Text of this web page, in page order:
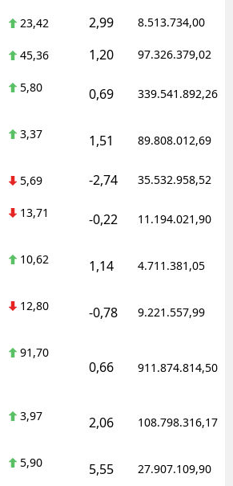
23,42 2,99 8.513.734,00
45,36 1,20 97.326.379,02
5,80 0,69 339.541.892,26
3,37 1,51 89.808.012,69
5,69 -2,74 35.532.958,52
13,71 -0,22 11.194.021,90
10,62 1,14 4.711.381,05
12,80 -0,78 9.221.557,99
91,70
0,66 911.874.814,50
3,97 2,06 108.798.316,17
5,90 5,55 27.907.109,90